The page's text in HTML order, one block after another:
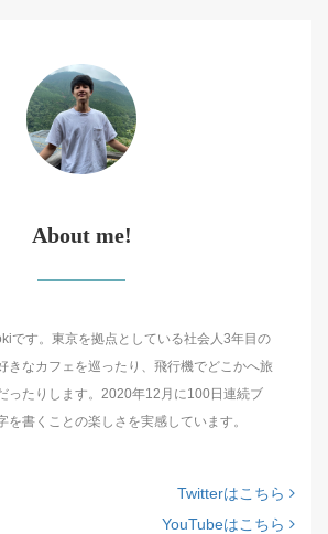
About me!
です。東京を拠点としている社会人3年目の
きなカフェを巡ったり、飛行機でどこかへ旅
ったりします。2020年12月に100日連続ブ
を書くことの楽しさを実感しています。
Twitterはこちら
YouTubeはこちら